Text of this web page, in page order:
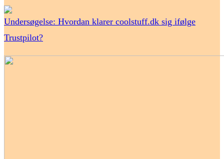
Undersøgelse: Hvordan klarer coolstuff.dk sig ifølge
Trustpilot?